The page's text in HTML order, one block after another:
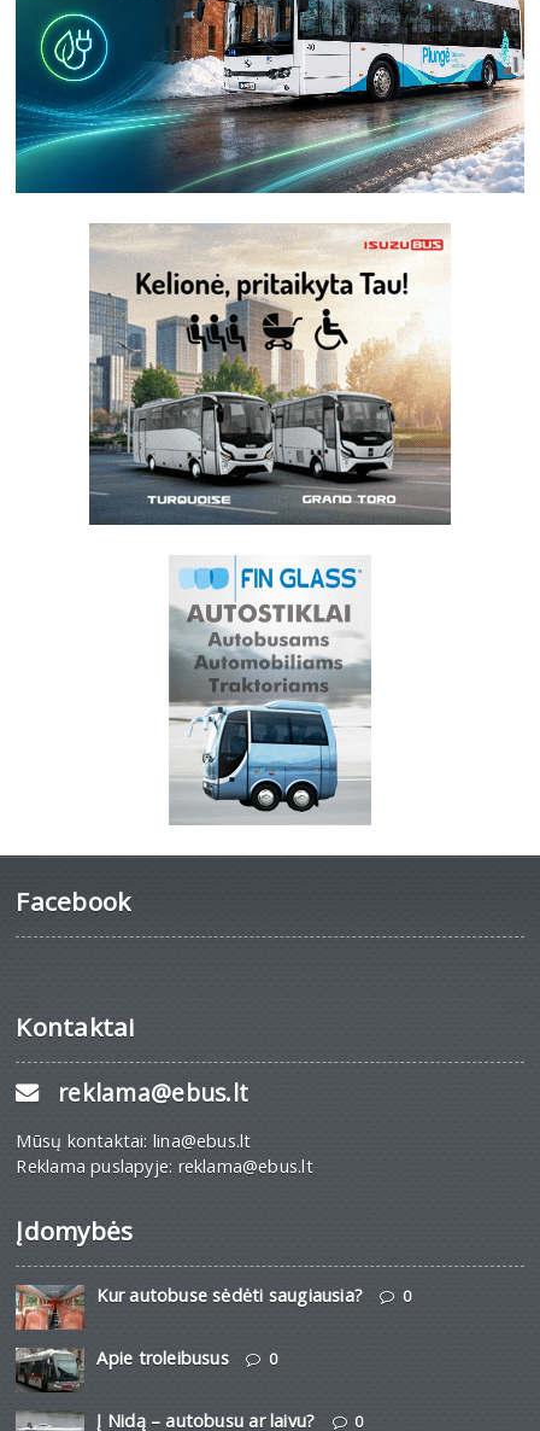
Facebook
Kontaktai
reklama@ebus.lt
Mūsų kontaktai: lina@ebus.lt
Reklama puslapyje: reklama@ebus.lt
Įdomybės
Kur autobuse sėdėti saugiausia? 0
Apie troleibusus 0
Į Nidą – autobusu ar laivu? 0